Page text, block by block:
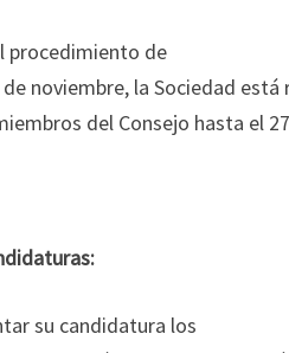
procedimiento de
noviembre, la Sociedad
del Consejo hasta el
su candidatura los